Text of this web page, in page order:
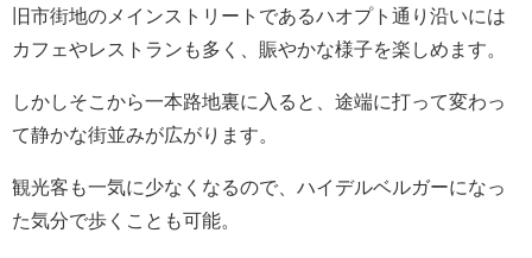
旧市街地のメインストリートであるハオプト通り沿いには
カフェやレストランも多く、賑やかな様子を楽しめます。
しかしそこから一本路地裏に入ると、途端に打って変わっ
て静かな街並みが広がります。
観光客も一気に少なくなるので、ハイデルベルガーになっ
た気分で歩くことも可能。